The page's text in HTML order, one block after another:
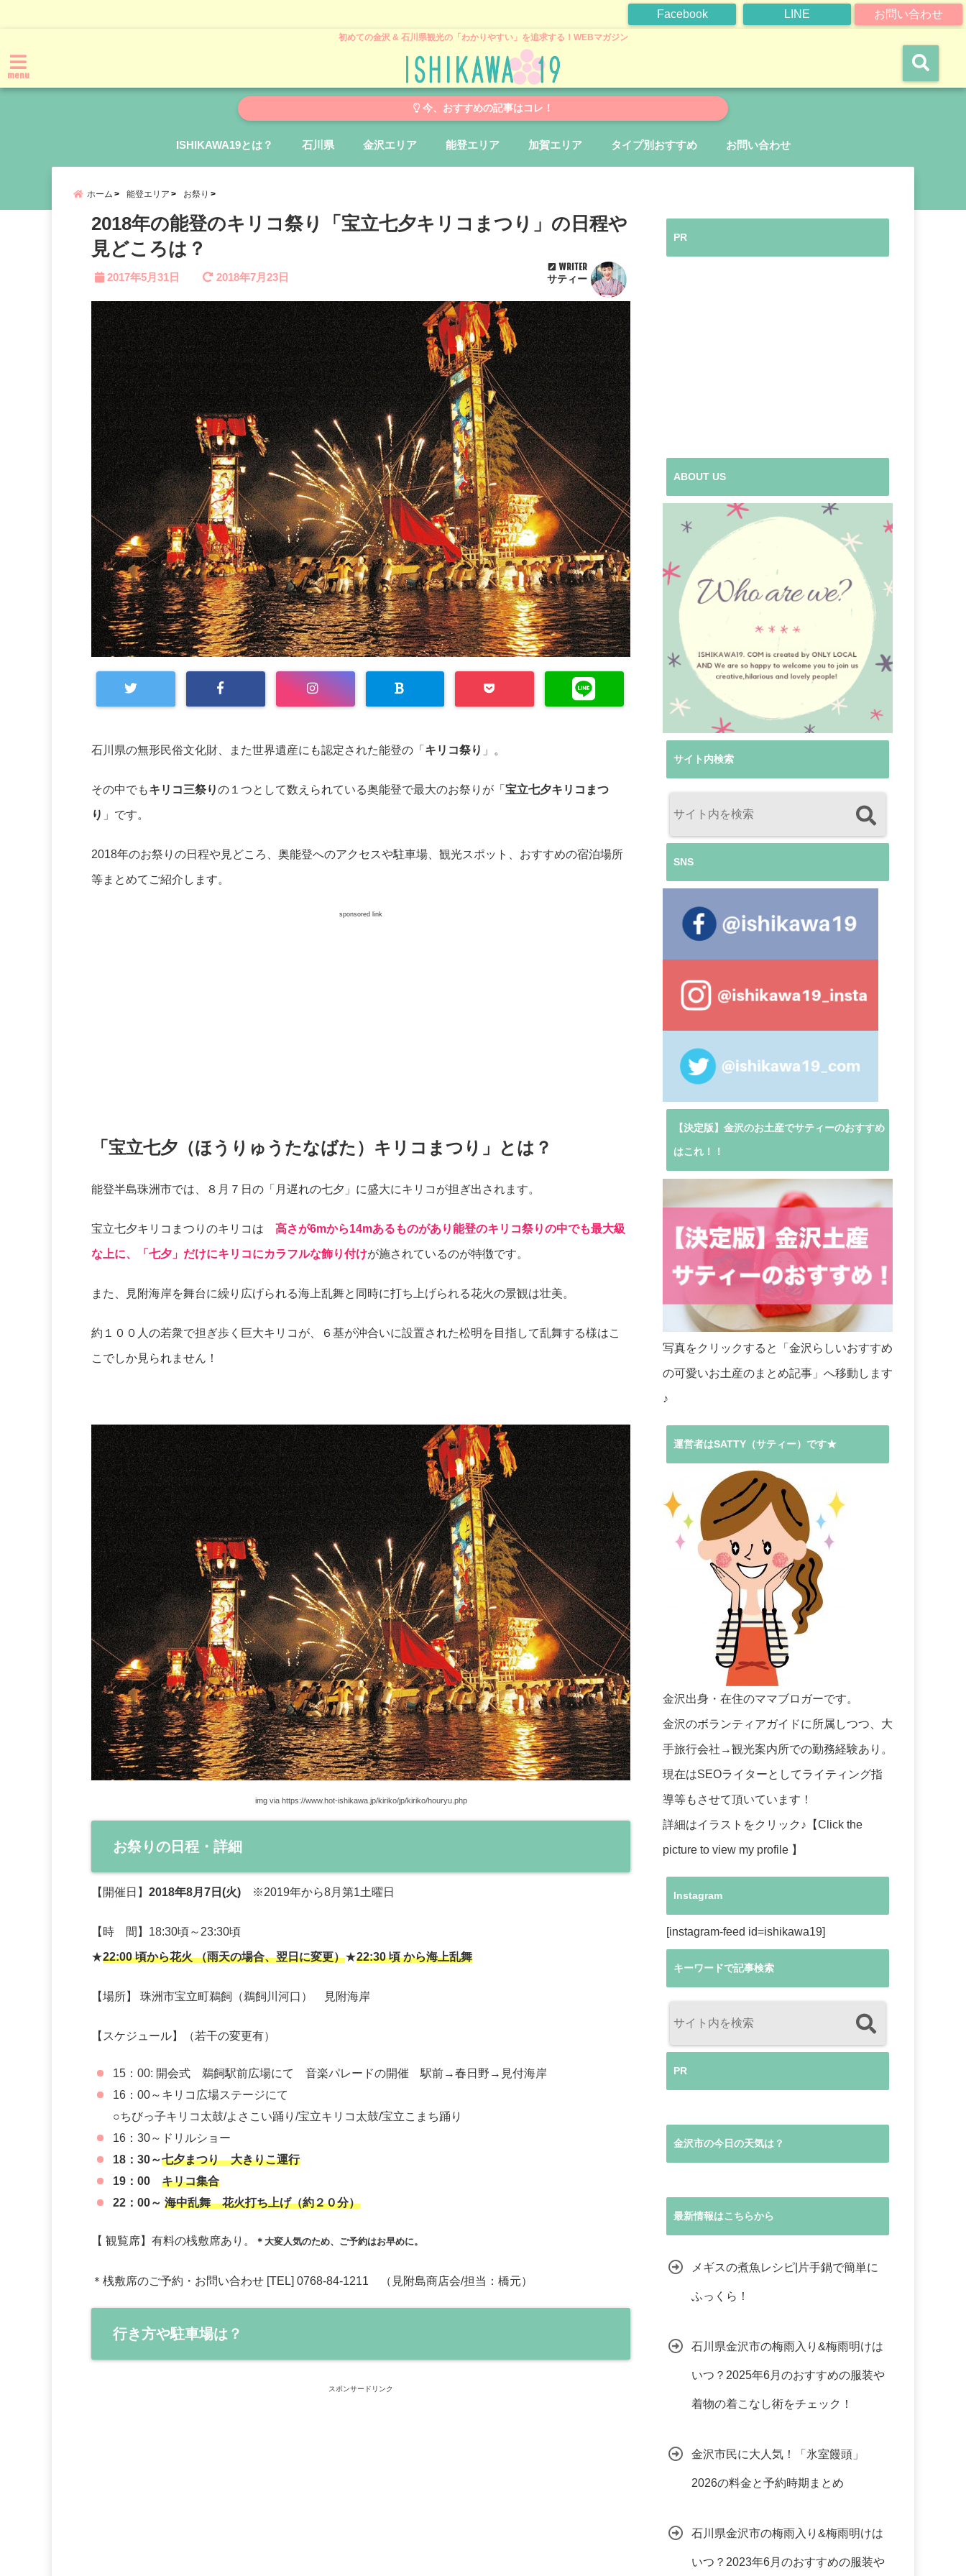
お問い合わせ
LINE
Facebook
初めての金沢 & 石川県観光の「わかりやすい」を追求する！WEBマガジン
menu
今、おすすめの記事はコレ！
ISHIKAWA19とは？ 石川県 金沢エリア 能登エリア 加賀エリア タイプ別おすすめ お問い合わせ
ホーム 能登エリア お祭り
2018年の能登のキリコ祭り「宝立七夕キリコまつり」の日程や
見どころは？
2017年5月31日 2018年7月23日
WRITER
サティー
石川県の無形民俗文化財、また世界遺産にも認定された能登の「 キリコ祭り 」。
その中でもキリコ三祭りの１つとして数えられている奥能登で最大のお祭りが「 宝立七夕キリコまつ
り 」です。
2018年のお祭りの日程や見どころ、 奥能登へのアクセスや駐車場、観光スポット、おすすめの宿泊場所
等まとめてご紹介します。
sponsored link
「宝立七夕（ほうりゅうたなばた）キリコまつり」とは？
能登半島珠洲市では、８月７日の「月遅れの七夕」に盛大にキリコが担ぎ出されます。
宝立七夕キリコまつりのキリコは 高さが6mから14mあるものがあり能登のキリコ祭りの中でも最大級
な上に、「七夕」だけにキリコにカラフルな飾り付けが施されているのが特徴です。
また、見附海岸を舞台に繰り広げられる海上乱舞と同時に打ち上げられる花火の景観は壮美。
約１００人の若衆で担ぎ歩く巨大キリコが、６基が沖合いに設置された松明を目指して乱舞する様はこ
こでしか見られません！
img via https://www.hot-ishikawa.jp/kiriko/jp/kiriko/houryu.php
お祭りの日程・詳細
【開催日】 2018年8月7日(火) ※2019年から8月第1土曜日
【時 間】18:30頃～23:30頃
★22:00 頃から花火 （雨天の場合、翌日に変更）★22:30 頃 から海上乱舞
【場所】 珠洲市宝立町鵜飼（鵜飼川河口） 見附海岸
【スケジュール】（若干の変更有）
15：00: 開会式 鵜飼駅前広場にて 音楽パレードの開催 駅前→春日野→見付海岸
16：00～キリコ広場ステージにて
○ちびっ子キリコ太鼓/よさこい踊り/宝立キリコ太鼓/宝立こまち踊り
16：30～ドリルショー
18：30～七夕まつり 大きりこ運行
19：00キリコ集合
22：00～海中乱舞 花火打ち上げ（約２０分）
【 観覧席】 有料の桟敷席あり。 ＊大変人気のため、ご予約はお早めに。
＊桟敷席のご予約・お問い合わせ [TEL] 0768-84-1211 （見附島商店会/担当：橋元）
行き方や駐車場は？
スポンサードリンク
PR
ABOUT US
サイト内検索
SNS
【決定版】金沢のお土産でサティーのおすすめ
はこれ！！
写真をクリックすると「金沢らしいおすすめ
の可愛いお土産のまとめ記事」へ移動します
♪
運営者はSATTY（サティー）です★
金沢出身・在住のママブロガーです。
金沢のボランティアガイドに所属しつつ、大
手旅行会社→観光案内所での勤務経験あり。
現在はSEOライターとしてライティング指
導等もさせて頂いています！
詳細はイラストをクリック♪【Click the
picture to view my profile 】
Instagram
[instagram-feed id=ishikawa19]
キーワードで記事検索
PR
金沢市の今日の天気は？
最新情報はこちらから
メギスの煮魚レシピ|片手鍋で簡単に
ふっくら！
石川県金沢市の梅雨入り&梅雨明けは
いつ？2025年6月のおすすめの服装や
着物の着こなし術をチェック！
金沢市民に大人気！「氷室饅頭」
2026の料金と予約時期まとめ
石川県金沢市の梅雨入り&梅雨明けは
いつ？2023年6月のおすすめの服装や